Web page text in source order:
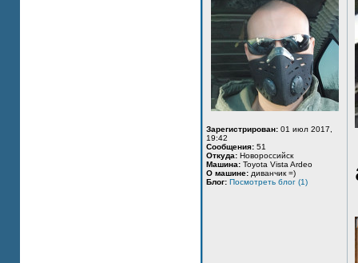
Зарегистрирован: 01 июл 2017,
19:42
Сообщения: 51
Откуда: Новороссийск
Машина: Toyota Vista Ardeo
О машине: диванчик =)
Блог: Посмотреть блог (1)